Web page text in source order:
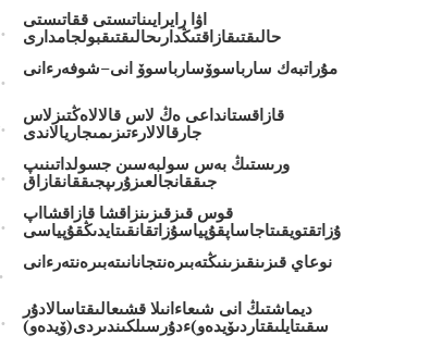
اۋا رايرايىناتىستى ققاتىستى
حالىقتىقازاقتىڭدارىحالىقتىقبولجامدارى
مۇراتبەك سارباسوۆسارباسوۆ انى–شوفەرءانى
قازاقستانداعى ەڭ لاس قالالاەڭتىزلاس
جارقالالارءتىزىمىجاريالاندى
ورىستىڭ بەس سولبەسىن جسولداتىنىپ
جىققانجالعىزۇرىپجىققانقازاق
قوس قىزقىزىنزاقشا قازاقشااپ
ۇزاتقتويقىتاجاساپقۇپياسۇزاتقانقىتايدىڭقۇپياسى
نوعاي قىزىنقىزىنىڭتەبىرەنتجانانىتەبىرەنتەرءانى
ديماشتىڭ انى شىعاءانىلا قشىعالىقتاسالادۇر
سقىتايلىقتاردىۆيدەو)ءدۇرسىلكىندىردى(ۆيدەو)